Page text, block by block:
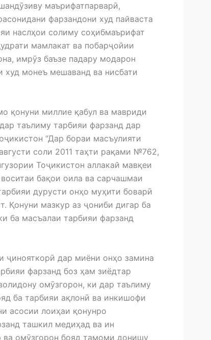
маърифатпарварӣ,
фарзандони худ пайваста
наслҳои солиму соҳибмаърифат
мамлакат ва побарҷойии
имрӯз баъзе падару модарон
худ монеъ мешаванд ва нисбати
қонуни миллие қабул ва мавриди
таълиму тарбияи фарзанд дар
“Дар бораи масъулияти
соли 2011 таҳти рақами №762,
Тоҷикистон аллакай мавқеи
бақои оила ва сарчашмаи
дурусти онҳо муҳити боварӣ
Қонуни мазкур аз ҷониби дигар ба
ба масъалаи тарбияи фарзанд
ҷинояткорӣ дар миёни онҳо замина
фарзанд боз ҳам зиёдтар
омӯзгорон, ки дар таълиму
ба тарбияи ақлонӣ ва инкишофи
асосии лоиҳаи қонунро
ташкил медиҳад ва ин
омӯзгорон бояд тамоми донишу